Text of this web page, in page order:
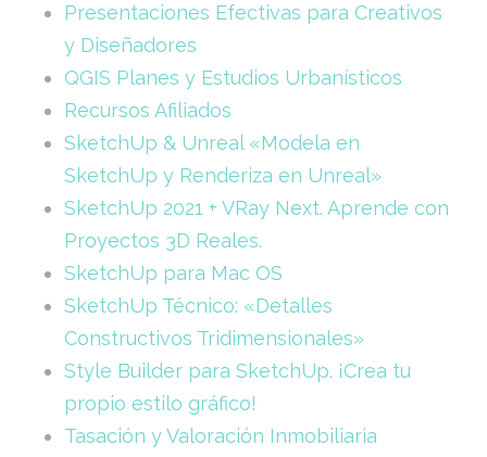
Presentaciones Efectivas para Creativos
y Diseñadores
QGIS Planes y Estudios Urbanísticos
Recursos Afiliados
SketchUp & Unreal «Modela en
SketchUp y Renderiza en Unreal»
SketchUp 2021 + VRay Next. Aprende con
Proyectos 3D Reales.
SketchUp para Mac OS
SketchUp Técnico: «Detalles
Constructivos Tridimensionales»
Style Builder para SketchUp. ¡Crea tu
propio estilo gráfico!
Tasación y Valoración Inmobiliaria